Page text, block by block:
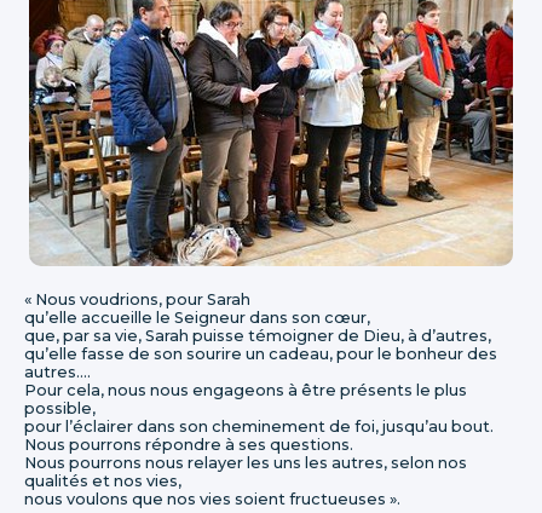
« Nous voudrions, pour Sarah
qu’elle accueille le Seigneur dans son cœur,
que, par sa vie, Sarah puisse témoigner de Dieu, à d’autres,
qu’elle fasse de son sourire un cadeau, pour le bonheur des
autres….
Pour cela, nous nous engageons à être présents le plus
possible,
pour l’éclairer dans son cheminement de foi, jusqu’au bout.
Nous pourrons répondre à ses questions.
Nous pourrons nous relayer les uns les autres, selon nos
qualités et nos vies,
nous voulons que nos vies soient fructueuses ».